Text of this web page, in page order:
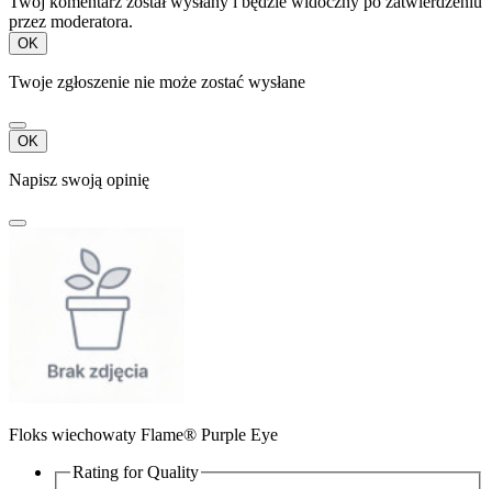
przez moderatora.
OK
Twoje zgłoszenie nie może zostać wysłane
OK
Napisz swoją opinię
Floks wiechowaty Flame® Purple Eye
Rating forQuality